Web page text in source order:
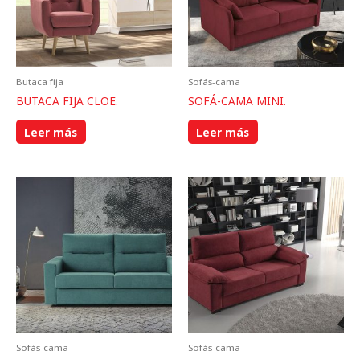
Butaca fija
BUTACA FIJA CLOE.
Leer más
Sofás-cama
SOFÁ-CAMA MINI.
Leer más
Sofás-cama Sofás-cama